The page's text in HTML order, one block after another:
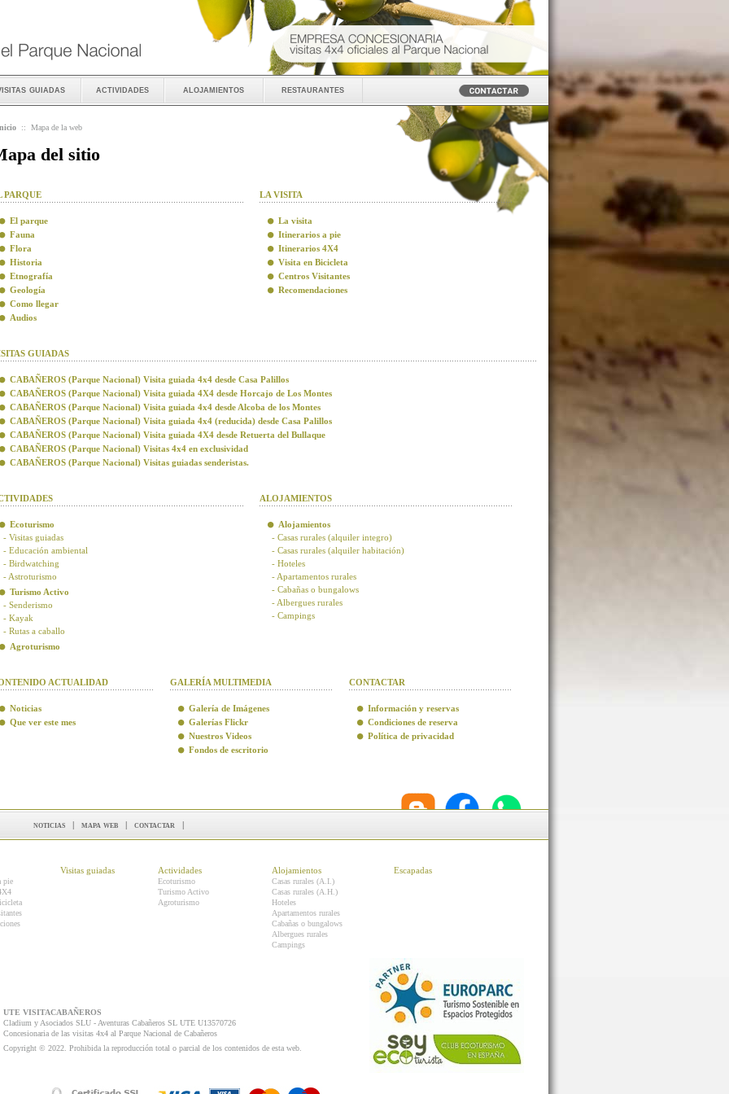
guiadas actividades alojamientos restaurantes
:: Mapa de la web
del sitio
PARQUE
El parque
Fauna
Flora
Historia
Etnografía
Geología
Como llegar
Audios
LA VISITA
La visita
Itinerarios a pie
Itinerarios 4X4
Visita en Bicicleta
Centros Visitantes
Recomendaciones
GUIADAS
CABAÑEROS (Parque Nacional) Visita guiada 4x4 desde Casa Palillos
CABAÑEROS (Parque Nacional) Visita guiada 4X4 desde Horcajo de Los Montes
CABAÑEROS (Parque Nacional) Visita guiada 4x4 desde Alcoba de los Montes
CABAÑEROS (Parque Nacional) Visita guiada 4x4 (reducida) desde Casa Palillos
CABAÑEROS (Parque Nacional) Visita guiada 4X4 desde Retuerta del Bullaque
CABAÑEROS (Parque Nacional) Visitas 4x4 en exclusividad
CABAÑEROS (Parque Nacional) Visitas guiadas senderistas.
Ecoturismo
- Visitas guiadas
- Educación ambiental
- Birdwatching
- Astroturismo
Turismo Activo
- Senderismo
- Kayak
- Rutas a caballo
Agroturismo
ALOJAMIENTOS
Alojamientos
- Casas rurales (alquiler integro)
- Casas rurales (alquiler habitación)
- Hoteles
- Apartamentos rurales
- Cabañas o bungalows
- Albergues rurales
- Campings
ACTUALIDAD
Noticias
Que ver este mes
GALERÍA MULTIMEDIA
Galería de Imágenes
Galerías Flickr
Nuestros Videos
Fondos de escritorio
CONTACTAR
Información y reservas
Condiciones de reserva
Política de privacidad
noticias | mapa web | contactar |
pie
Visitas guiadas Actividades
Ecoturismo
Turismo Activo
Agroturismo
Alojamientos
Casas rurales (A.I.)
Casas rurales (A.H.)
Hoteles
Apartamentos rurales
Cabañas o bungalows
Albergues rurales
Campings
Escapadas
UTE VISITACABAÑEROS
Cladium y Asociados SLU - Aventuras Cabañeros SL UTE U13570726
Concesionaria de las visitas 4x4 al Parque Nacional de Cabañeros
Copyright © 2022. Prohibida la reproducción total o parcial de los contenidos de esta web.